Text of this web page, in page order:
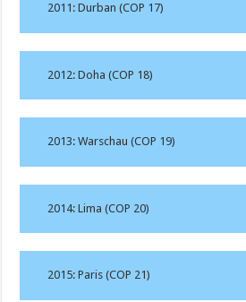
2011: Durban (COP 17)
2012: Doha (COP 18)
2013: Warschau (COP 19)
2014: Lima (COP 20)
2015: Paris (COP 21)